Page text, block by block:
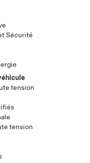
Sécurité
tension
tension